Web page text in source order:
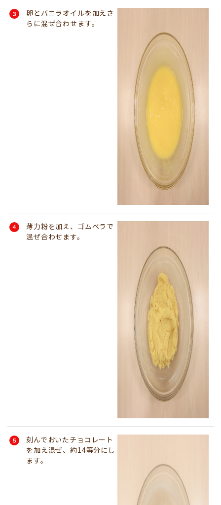
卵とバニラオイルを加えさ
らに混ぜ合わせます。
薄力粉を加え、ゴムベラで
混ぜ合わせます。
刻んでおいたチョコレート
を加え混ぜ、約14等分にし
ます。